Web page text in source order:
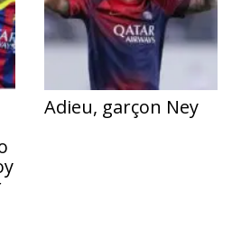
Adieu, garçon Ney